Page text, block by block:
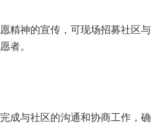
神的宣传，可现场招募社区与
者。
与社区的沟通和协商工作，确